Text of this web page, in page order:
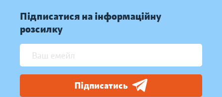
Підписатися на інформаційну
розсилку
Підписатись